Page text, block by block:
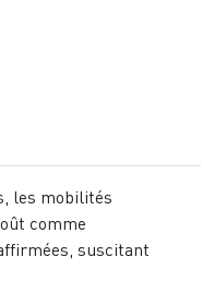
les mobilités
comme
suscitant